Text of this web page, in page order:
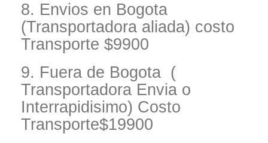
8. Envios en Bogota
(Transportadora aliada) costo
Transporte $9900
9. Fuera de Bogota (
Transportadora Envia o
Interrapidisimo) Costo
Transporte$19900